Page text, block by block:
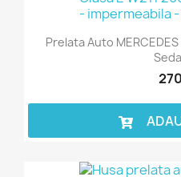
Prelata Auto